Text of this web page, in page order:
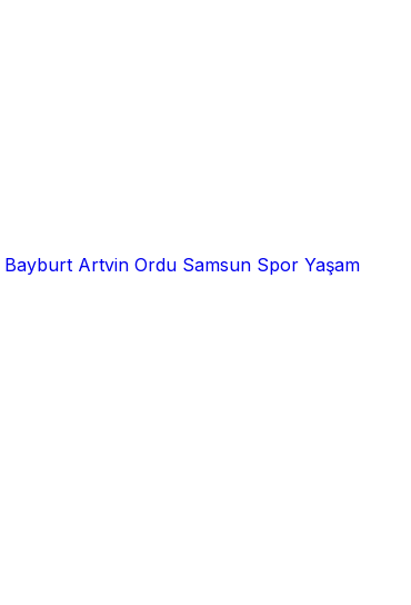
Bayburt Artvin Ordu Samsun Spor Yaşam